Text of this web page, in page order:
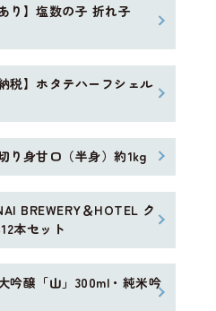
り】塩数の子 折れ子
税】ホタテハーフシェル
り身甘口（半身）約1kg
BREWERY＆HOTEL ク
本セット
吟醸「山」300ml・純米吟